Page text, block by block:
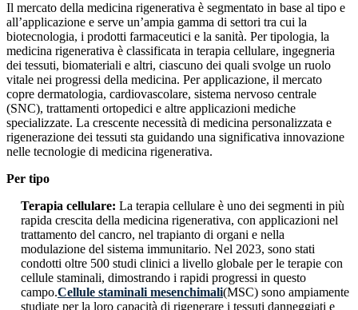
Il mercato della medicina rigenerativa è segmentato in base al tipo e
all’applicazione e serve un’ampia gamma di settori tra cui la
biotecnologia, i prodotti farmaceutici e la sanità. Per tipologia, la
medicina rigenerativa è classificata in terapia cellulare, ingegneria
dei tessuti, biomateriali e altri, ciascuno dei quali svolge un ruolo
vitale nei progressi della medicina. Per applicazione, il mercato
copre dermatologia, cardiovascolare, sistema nervoso centrale
(SNC), trattamenti ortopedici e altre applicazioni mediche
specializzate. La crescente necessità di medicina personalizzata e
rigenerazione dei tessuti sta guidando una significativa innovazione
nelle tecnologie di medicina rigenerativa.
Per tipo
Terapia cellulare: La terapia cellulare è uno dei segmenti in più
rapida crescita della medicina rigenerativa, con applicazioni nel
trattamento del cancro, nel trapianto di organi e nella
modulazione del sistema immunitario. Nel 2023, sono stati
condotti oltre 500 studi clinici a livello globale per le terapie con
cellule staminali, dimostrando i rapidi progressi in questo
campo.Cellule staminali mesenchimali(MSC) sono ampiamente
studiate per la loro capacità di rigenerare i tessuti danneggiati e